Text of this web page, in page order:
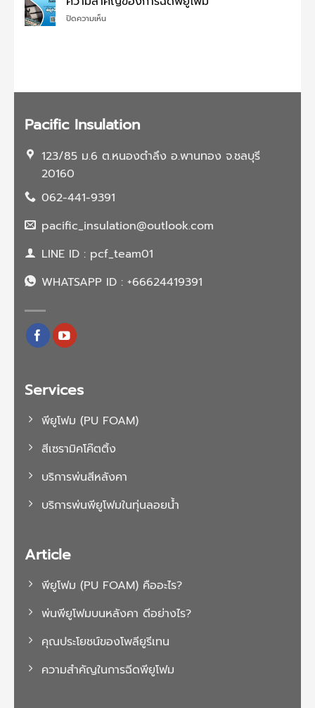
บน
โฟม
อุด
ปิดความเห็นบน
พี
Pacific Insulation
123/85 ม.6 ต.หนองตำลึง อ.พานทอง จ.ชลบุรี
20160
062-441-9391
pacific_insulation@outlook.com
LINE ID : pcf_team01
WHATSAPP ID : +66624419391
Services
พียูโฟม (PU FOAM)
สีเซรามิคโค๊ตติ้ง
บริการพ่นสีหลังคา
บริการพ่นพียูโฟมในทุ่นลอยน้ำ
Article
พียูโฟม (PU FOAM) คืออะไร?
พ่นพียูโฟมบนหลังคา ดีอย่างไร?
คุณประโยชน์ของโพลียูรีเทน
ความสำคัญในการฉีดพียูโฟม